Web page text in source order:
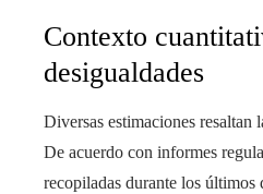
Contexto
desigualdades
Diversas estimaciones resaltan
De acuerdo con informes
recopiladas durante los últimos